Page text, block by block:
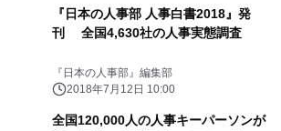
『日本の人事部 人事白書2018』発
刊 全国4,630社の人事実態調査
『日本の人事部』編集部
2018年7月12日 10:00
全国120,000人の人事キーパーソンが